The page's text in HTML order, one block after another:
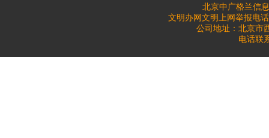
北京中广格兰信
文明办网文明上网举报电
公司地址：北京市
电话联